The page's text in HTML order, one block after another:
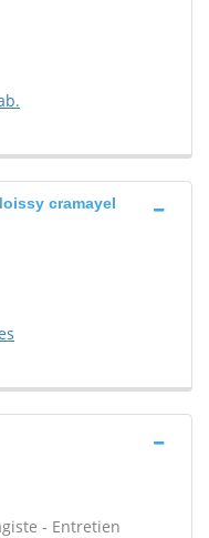
cramayel
- Entretien